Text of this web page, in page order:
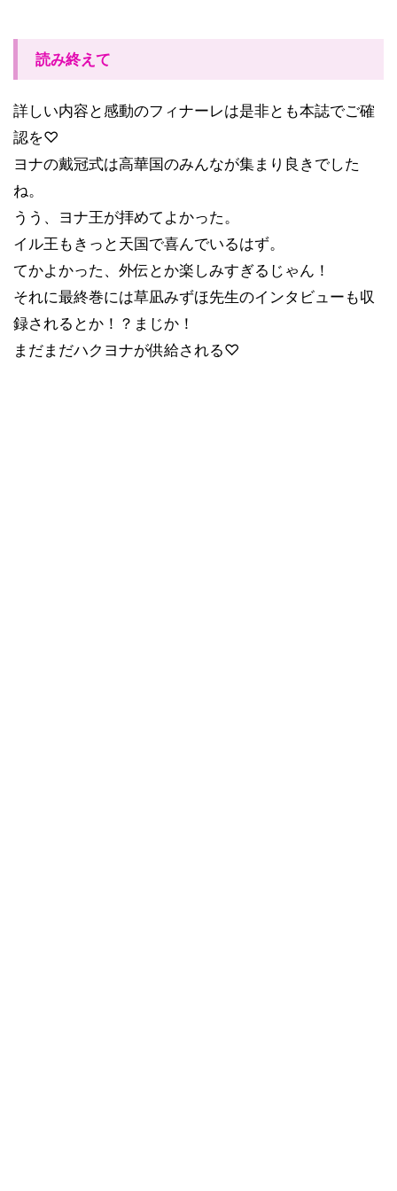
読み終えて
詳しい内容と感動のフィナーレは是非とも本誌でご確
認を♡
ヨナの戴冠式は高華国のみんなが集まり良きでした
ね。
うう、ヨナ王が拝めてよかった。
イル王もきっと天国で喜んでいるはず。
てかよかった、外伝とか楽しみすぎるじゃん！
それに最終巻には草凪みずほ先生のインタビューも収
録されるとか！？まじか！
まだまだハクヨナが供給される♡